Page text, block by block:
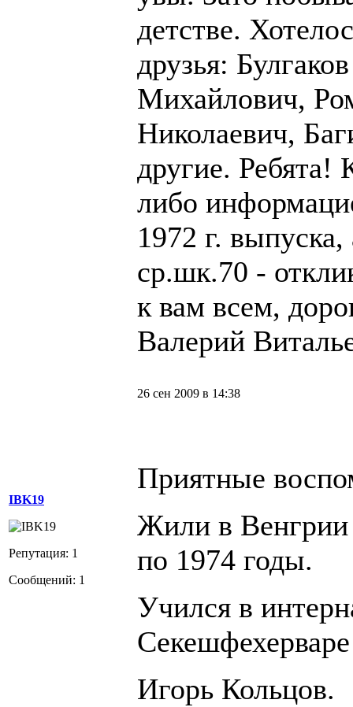
детстве.
друзья:
Михайлович,
Николаевич,
другие. Ребята!
либо
1972 г.
ср.шк.70 -
к вам всем,
Валерий
IBK19
Репутация: 1
Сообщений: 1
26 сен 2009 в 14:38
Приятные
Жили в Венгрии
по 1974 годы.
Учился в
Игорь Кольцов.